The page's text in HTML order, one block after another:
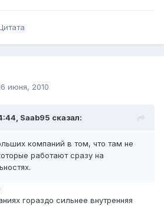
июня, 2010
Saab95 сказал:
компаний в том, что там не
работают сразу на
гораздо сильнее внутренняя